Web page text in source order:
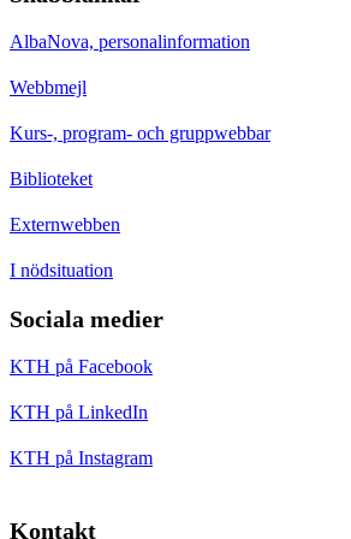
AlbaNova, personalinformation
Webbmejl
Kurs-, program- och gruppwebbar
Biblioteket
Externwebben
I nödsituation
Sociala medier
KTH på Facebook
KTH på LinkedIn
KTH på Instagram
Kontakt